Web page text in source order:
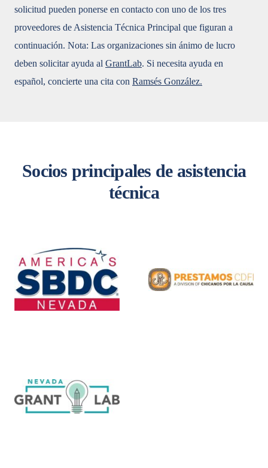
solicitud pueden ponerse en contacto con uno de los tres
proveedores de Asistencia Técnica Principal que figuran a
continuación. Nota: Las organizaciones sin ánimo de lucro
deben solicitar ayuda al GrantLab. Si necesita ayuda en
español, concierte una cita con Ramsés González.
Socios principales de asistencia
técnica